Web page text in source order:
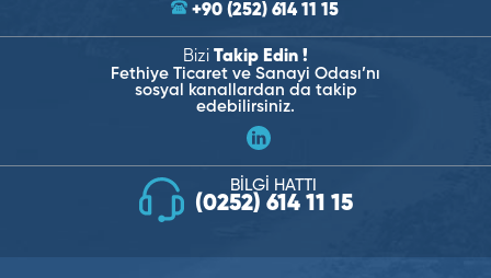
+90 (252) 614 11 15
Bizi Takip Edin !
Fethiye Ticaret ve Sanayi Odası’nı
sosyal kanallardan da takip
edebilirsiniz.
BİLGİ HATTI
(0252) 614 11 15